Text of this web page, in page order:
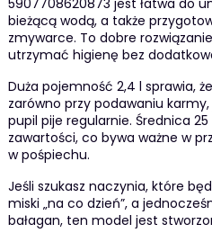
5907708620873 jest łatwa do
bieżącą wodą, a także
zmywarce. To dobre
utrzymać higienę bez
Duża pojemność 2,4 l sprawia,
zarówno przy podawaniu
pupil pije regularnie. Średnica
zawartości, co bywa ważne w
w pośpiechu.
Jeśli szukasz naczynia, które
miski „na co dzień”, a
bałagan, ten model jest